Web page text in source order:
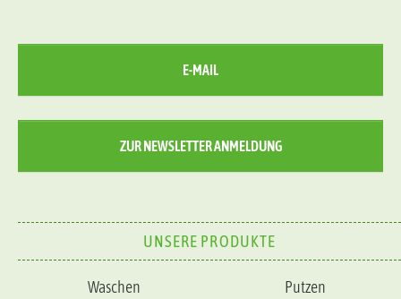
E-MAIL
ZUR NEWSLETTER ANMELDUNG
UNSERE PRODUKTE
Waschen
Putzen